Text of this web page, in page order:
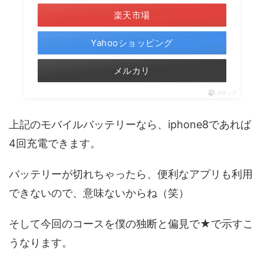
楽天市場
Yahooショッピング
メルカリ
ポチップ
上記のモバイルバッテリーなら、iphone8であれば
4回充電できます。
バッテリーが切れちゃったら、便利なアプリも利用
できないので、意味ないからね（笑）
そして今回のコースを僕の独断と偏見で★で示すこ
うなります。